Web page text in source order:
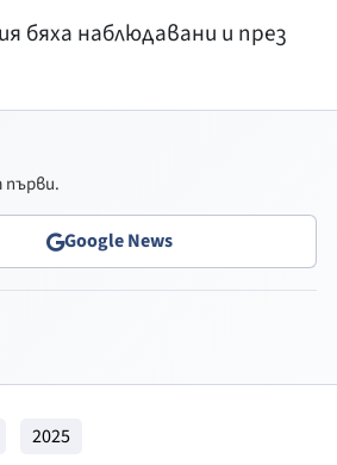
бяха наблюдавани и през
Google News
2025